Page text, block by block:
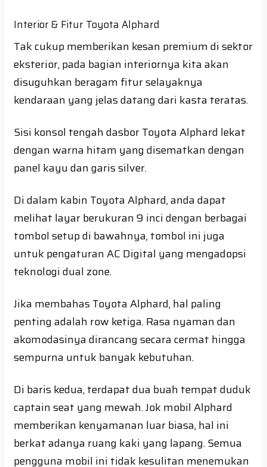
Interior & Fitur Toyota Alphard
Tak cukup memberikan kesan premium di sektor
eksterior, pada bagian interiornya kita akan
disuguhkan beragam fitur selayaknya
kendaraan yang jelas datang dari kasta teratas.
Sisi konsol tengah dasbor Toyota Alphard lekat
dengan warna hitam yang disematkan dengan
panel kayu dan garis silver.
Di dalam kabin Toyota Alphard, anda dapat
melihat layar berukuran 9 inci dengan berbagai
tombol setup di bawahnya, tombol ini juga
untuk pengaturan AC Digital yang mengadopsi
teknologi dual zone.
Jika membahas Toyota Alphard, hal paling
penting adalah row ketiga. Rasa nyaman dan
akomodasinya dirancang secara cermat hingga
sempurna untuk banyak kebutuhan.
Di baris kedua, terdapat dua buah tempat duduk
captain seat yang mewah. Jok mobil Alphard
memberikan kenyamanan luar biasa, hal ini
berkat adanya ruang kaki yang lapang. Semua
pengguna mobil ini tidak kesulitan menemukan